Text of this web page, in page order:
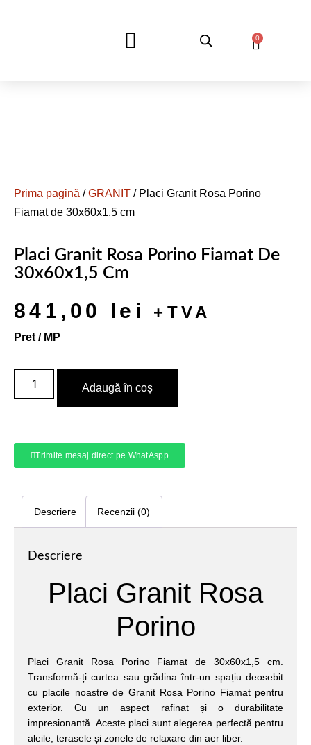
0
Prima pagină /GRANIT / Placi Granit Rosa Porino
Fiamat de 30x60x1,5 cm
Placi Granit Rosa Porino Fiamat De
30x60x1,5 Cm
841,00 lei +TVA
Pret / MP
Adaugă în coș
Trimite mesaj direct pe WhatAspp
Descriere Recenzii (0)
Descriere
Placi Granit Rosa
Porino
Placi Granit Rosa Porino Fiamat de 30x60x1,5 cm.
Transformă-ți curtea sau grădina într-un spațiu deosebit
cu placile noastre de Granit Rosa Porino Fiamat pentru
exterior. Cu un aspect rafinat și o durabilitate
impresionantă. Aceste placi sunt alegerea perfectă pentru
aleile, terasele și zonele de relaxare din aer liber.